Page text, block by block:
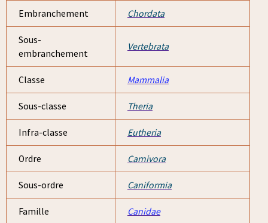
Embranchement Chordata
Sous-
embranchement
Vertebrata
Classe Mammalia
Sous-classe Theria
Infra-classe Eutheria
Ordre Carnivora
Sous-ordre Caniformia
Famille Canidae